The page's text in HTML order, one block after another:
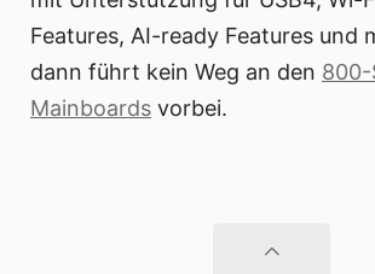
Features, AI-ready Features und
dann führt kein Weg an den 800-
Mainboards vorbei.